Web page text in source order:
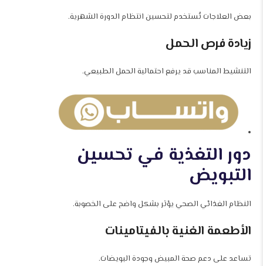
بعض العلاجات تُستخدم لتحسين انتظام الدورة الشهرية.
زيادة فرص الحمل
التنشيط المناسب قد يرفع احتمالية الحمل الطبيعي.
دور التغذية في تحسين
التبويض
النظام الغذائي الصحي يؤثر بشكل واضح على الخصوبة.
الأطعمة الغنية بالفيتامينات
تساعد على دعم صحة المبيض وجودة البويضات.